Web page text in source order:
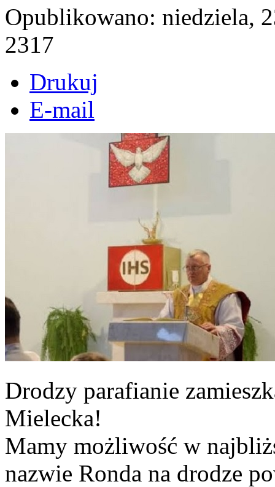
Opublikowano: niedziela,
2317
Drukuj
E-mail
Drodzy parafianie
Mielecka!
Mamy możliwość w
nazwie Ronda na drodze